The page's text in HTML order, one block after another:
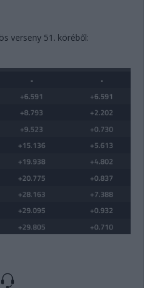
verseny 51. köréből: